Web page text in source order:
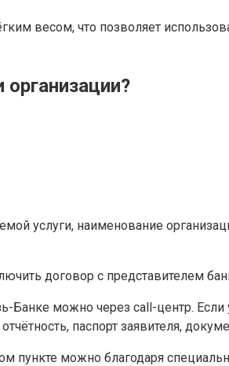
весом, что позволяет
услуги, наименование
договор с представителем
можно через call-центр.
паспорт заявителя,
пункте можно благодаря